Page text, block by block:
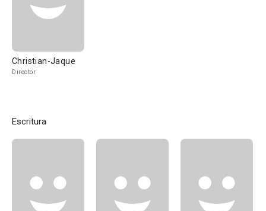
Christian-Jaque
Director
Escritura